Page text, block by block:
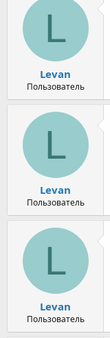
L
Levan
Пользователь
L
Levan
Пользователь
L
Levan
Пользователь